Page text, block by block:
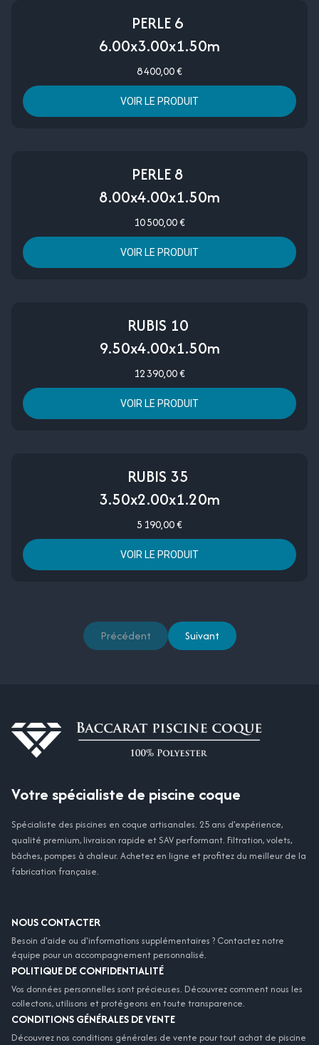
PERLE 6
6.00x3.00x1.50m
8 400,00 €
VOIR LE PRODUIT
PERLE 8
8.00x4.00x1.50m
10 500,00 €
VOIR LE PRODUIT
RUBIS 10
9.50x4.00x1.50m
12 390,00 €
VOIR LE PRODUIT
RUBIS 35
3.50x2.00x1.20m
5 190,00 €
VOIR LE PRODUIT
Précédent Suivant
Votre spécialiste de piscine coque
Spécialiste des piscines en coque artisanales. 25 ans d'expérience,
qualité premium, livraison rapide et SAV performant. Filtration, volets,
bâches, pompes à chaleur. Achetez en ligne et profitez du meilleur de la
fabrication française.
NOUS CONTACTER
Besoin d'aide ou d'informations supplémentaires ? Contactez notre
équipe pour un accompagnement personnalisé.
POLITIQUE DE CONFIDENTIALITÉ
Vos données personnelles sont précieuses. Découvrez comment nous les
collectons, utilisons et protégeons en toute transparence.
CONDITIONS GÉNÉRALES DE VENTE
Découvrez nos conditions générales de vente pour tout achat de piscine